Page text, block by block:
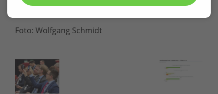
Ticketing.
Foto: Wolfgang Schmidt